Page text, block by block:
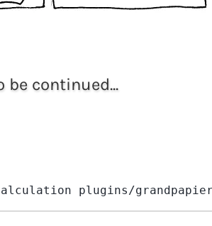
be continued...
plugins/